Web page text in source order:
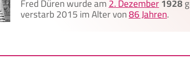
verstarb 2015 im Alter von86 Jahren.